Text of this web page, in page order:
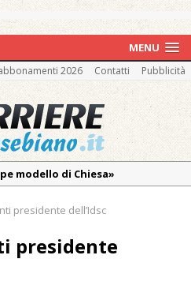
MENU
2026 Contatti Pubblicità
modello di Chiesa»
convegno, messa e
l’avvio della Stagione
presidente dell’Idsc
presidente